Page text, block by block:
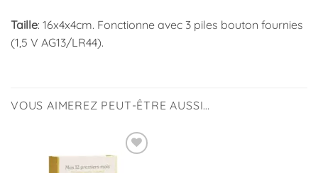
Taille: 16x4x4cm. Fonctionne avec 3 piles bouton fournies
(1,5 V AG13/LR44).
VOUS AIMEREZ PEUT-ÊTRE AUSSI…